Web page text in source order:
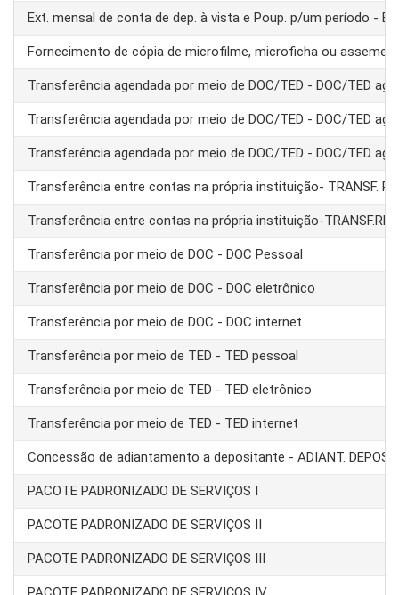
Ext. mensal de conta de dep. à vista e Poup. p/um período -
Fornecimento de cópia de microfilme, microficha ou
Transferência agendada por meio de DOC/TED - DOC/TED
Transferência agendada por meio de DOC/TED - DOC/TED
Transferência agendada por meio de DOC/TED - DOC/TED
Transferência entre contas na própria instituição- TRANSF.
Transferência entre contas na própria instituição-
Transferência por meio de DOC - DOC Pessoal
Transferência por meio de DOC - DOC eletrônico
Transferência por meio de DOC - DOC internet
Transferência por meio de TED - TED pessoal
Transferência por meio de TED - TED eletrônico
Transferência por meio de TED - TED internet
Concessão de adiantamento a depositante - ADIANT.
PACOTE PADRONIZADO DE SERVIÇOS I
PACOTE PADRONIZADO DE SERVIÇOS II
PACOTE PADRONIZADO DE SERVIÇOS III